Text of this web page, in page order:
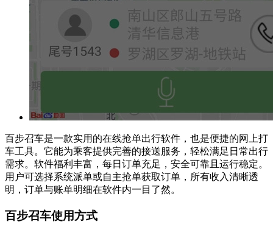
百步召车是一款实用的在线抢单出行软件，也是便捷的网上打
车工具。它能为乘客提供完善的接送服务，轻松满足日常出行
需求。软件福利丰富，每日订单充足，安全可靠且运行稳定。
用户可选择系统派单或自主抢单获取订单，所有收入清晰透
明，订单与账单明细在软件内一目了然。
百步召车使用方式